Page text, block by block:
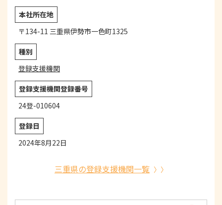
本社所在地
〒134-11 三重県伊勢市一色町1325
種別
登録支援機関
登録支援機関登録番号
24登-010604
登録日
2024年8月22日
三重県の登録支援機関一覧